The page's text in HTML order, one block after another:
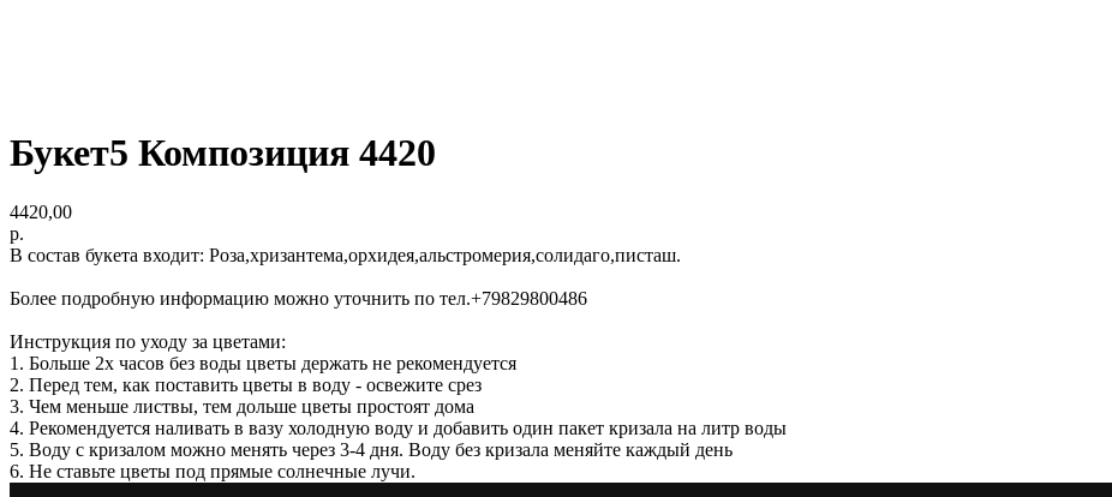
Букет5 Композиция 4420
4420,00
р.
В состав букета входит: Роза,хризантема,орхидея,альстромерия,солидаго,писташ.
Более подробную информацию можно уточнить по тел.+79829800486
Инструкция по уходу за цветами:
1. Больше 2х часов без воды цветы держать не рекомендуется
2. Перед тем, как поставить цветы в воду - освежите срез
3. Чем меньше листвы, тем дольше цветы простоят дома
4. Рекомендуется наливать в вазу холодную воду и добавить один пакет кризала на литр воды
5. Воду с кризалом можно менять через 3-4 дня. Воду без кризала меняйте каждый день
6. Не ставьте цветы под прямые солнечные лучи.